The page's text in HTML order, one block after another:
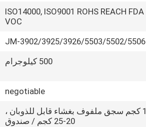
ISO14000, ISO9001 ROHS REACH FDA
VOC
JM-3902/3925/3926/5503/5502/5506
500 كيلوجرام
negotiable
1 كجم سجق ملفوف بغشاء قابل للذوبان ،
20-25 كجم / صندوق